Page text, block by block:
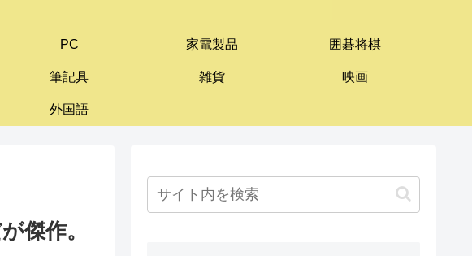
PC 家電製品 囲碁将棋
筆記具 雑貨 映画
外国語
傑作。